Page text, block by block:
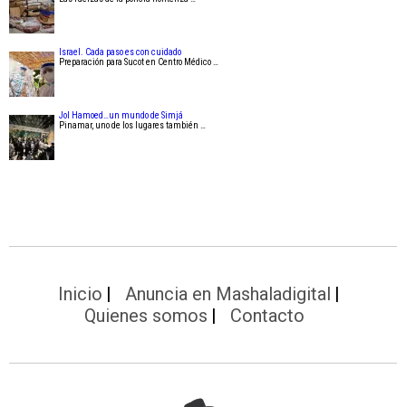
Israel. Cada paso es con cuidado
Preparación para Sucot en Centro Médico …
Jol Hamoed…un mundo de Simjá
Pinamar, uno de los lugares también …
Inicio
Anuncia en Mashaladigital
Quienes somos
Contacto